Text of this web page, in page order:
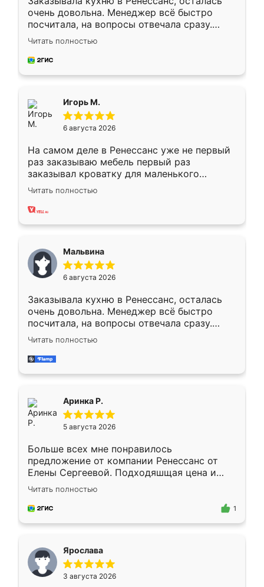
очень довольна. Менеджер всё быстро
посчитала, на вопросы отвечала сразу.
Замерщик приехал в субботу, подошёл к
делу со всей ответственностью. Собрали
за день, ребята работали аккуратно, даже
Читать полностью
Игорь М.
6 августа 2026
На самом деле в Ренессанс уже не первый
раз заказываю мебель первый раз
заказывал кроватку для маленького
ребёнка при его рождении ,во второй раз
заказал шкаф-купе. По качеству очень
хорошее сборка достаточно быстрая,
меньше, здесь же он более разнообразный.
Мне нравится ,если что-то потребуется из
мебели буду заказывать только здесь.
Читать полностью
Мальвина
6 августа 2026
Заказывала кухню в Ренессанс, осталась
очень довольна. Менеджер всё быстро
посчитала, на вопросы отвечала сразу.
Замерщик приехал в субботу, подошёл к
делу со всей ответственностью. Собрали
за день, ребята работали аккуратно, даже
Читать полностью
Аринка Р.
5 августа 2026
Больше всех мне понравилось
предложение от компании Ренессанс от
Елены Сергеевой. Подходяшщая цена и
короткие сроки изготовления. Приехавший
для замера сотрудник Владислав
предложил по моему эскизу самый
Читать полностью
1
Ярослава
3 августа 2026